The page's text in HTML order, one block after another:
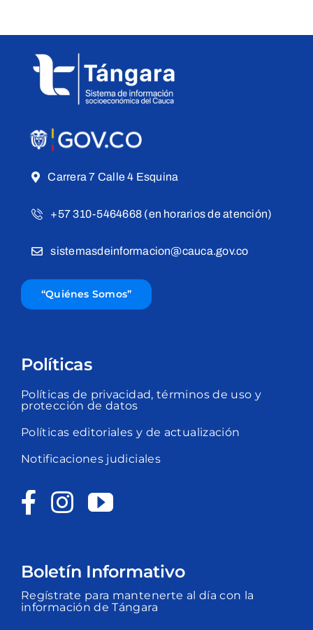
Carrera 7 Calle 4 Esquina
+57 310-5464668 (en horarios de atención)
sistemasdeinformacion@cauca.gov.co
“Quiénes Somos”
Políticas
Políticas de privacidad, términos de uso y
protección de datos
Políticas editoriales y de actualización
Notificaciones judiciales
Boletín Informativo
Regístrate para mantenerte al día con la
información de Tángara